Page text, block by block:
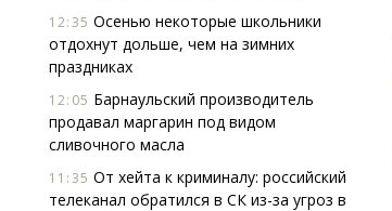
12:35 Осенью некоторые школьники
отдохнут дольше, чем на зимних
праздниках
12:05 Барнаульский производитель
продавал маргарин под видом
сливочного масла
11:35 От хейта к криминалу: российский
телеканал обратился в СК из-за угроз в
трендах в фасадах и развитии рынка
СТРОИТЕЛЬСТВО